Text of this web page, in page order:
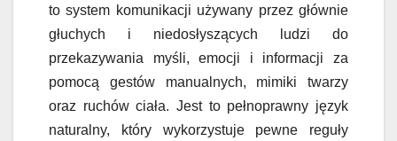
to system komunikacji używany przez głównie
głuchych i niedosłyszących ludzi do
przekazywania myśli, emocji i informacji za
pomocą gestów manualnych, mimiki twarzy
oraz ruchów ciała. Jest to pełnoprawny język
naturalny, który wykorzystuje pewne reguły